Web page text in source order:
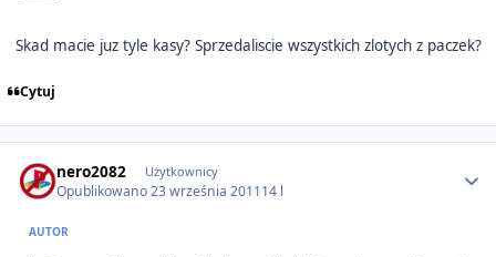
Skad macie juz tyle kasy? Sprzedaliscie wszystkich zlotych z paczek?
Cytuj
nero2082 Użytkownicy
Opublikowano23 września 201114 l
AUTOR